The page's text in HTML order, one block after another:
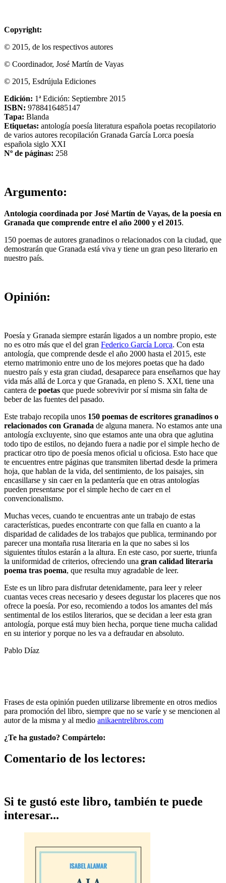
Copyright:
© 2015, de los respectivos autores
© Coordinador, José Martín de Vayas
© 2015, Esdrújula Ediciones
Edición: 1ª Edición: Septiembre 2015
ISBN: 9788416485147
Tapa: Blanda
Etiquetas: antología poesía literatura española poetas recopilatorio
de varios autores recopilación Granada García Lorca poesía
española siglo XXI
Nº de páginas: 258
Argumento:
Antología coordinada por José Martín de Vayas, de la poesía en
Granada que comprende entre el año 2000 y el 2015.
150 poemas de autores granadinos o relacionados con la ciudad, que
demostrarán que Granada está viva y tiene un gran peso literario en
nuestro país.
Opinión:
Poesía y Granada siempre estarán ligados a un nombre propio, este
no es otro más que el del gran Federico García Lorca. Con esta
antología, que comprende desde el año 2000 hasta el 2015, este
eterno matrimonio entre uno de los mejores poetas que ha dado
nuestro país y esta gran ciudad, desaparece para enseñarnos que hay
vida más allá de Lorca y que Granada, en pleno S. XXI, tiene una
cantera de poetas que puede sobrevivir por sí misma sin falta de
beber de las fuentes del pasado.
Este trabajo recopila unos 150 poemas de escritores granadinos o
relacionados con Granada de alguna manera. No estamos ante una
antología excluyente, sino que estamos ante una obra que aglutina
todo tipo de estilos, no dejando fuera a nadie por el simple hecho de
practicar otro tipo de poesía menos oficial u oficiosa. Esto hace que
te encuentres entre páginas que transmiten libertad desde la primera
hoja, que hablan de la vida, del sentimiento, de los paisajes, sin
encasillarse y sin caer en la pedantería que en otras antologías
pueden presentarse por el simple hecho de caer en el
convencionalismo.
Muchas veces, cuando te encuentras ante un trabajo de estas
características, puedes encontrarte con que falla en cuanto a la
disparidad de calidades de los trabajos que publica, terminando por
parecer una montaña rusa literaria en la que no sabes si los
siguientes títulos estarán a la altura. En este caso, por suerte, triunfa
la uniformidad de criterios, ofreciendo una gran calidad literaria
poema tras poema, que resulta muy agradable de leer.
Este es un libro para disfrutar detenidamente, para leer y releer
cuantas veces creas necesario y desees degustar los placeres que nos
ofrece la poesía. Por eso, recomiendo a todos los amantes del más
sentimental de los estilos literarios, que se decidan a leer esta gran
antología, porque está muy bien hecha, porque tiene mucha calidad
en su interior y porque no les va a defraudar en absoluto.
Pablo Díaz
Frases de esta opinión pueden utilizarse libremente en otros medios
para promoción del libro, siempre que no se varíe y se mencionen al
autor de la misma y al medio anikaentrelibros.com
¿Te ha gustado? Compártelo:
Comentario de los lectores:
Si te gustó este libro, también te puede
interesar...